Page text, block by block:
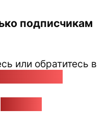
подписчикам
или обратитесь в